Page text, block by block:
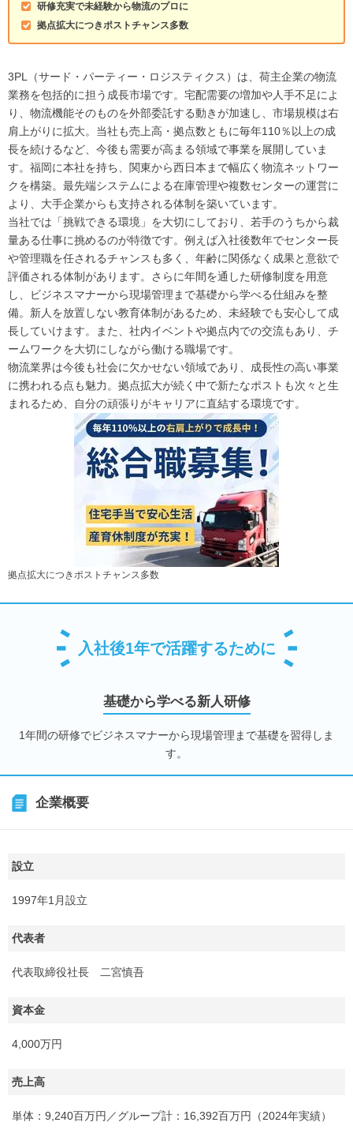
研修充実で未経験から物流のプロに
拠点拡大につきポストチャンス多数
3PL（サード・パーティー・ロジスティクス）は、荷主企業の物流
業務を包括的に担う成長市場です。宅配需要の増加や人手不足によ
り、物流機能そのものを外部委託する動きが加速し、市場規模は右
肩上がりに拡大。当社も売上高・拠点数ともに毎年110％以上の成
長を続けるなど、今後も需要が高まる領域で事業を展開していま
す。福岡に本社を持ち、関東から西日本まで幅広く物流ネットワー
クを構築。最先端システムによる在庫管理や複数センターの運営に
より、大手企業からも支持される体制を築いています。
当社では「挑戦できる環境」を大切にしており、若手のうちから裁
量ある仕事に挑めるのが特徴です。例えば入社後数年でセンター長
や管理職を任されるチャンスも多く、年齢に関係なく成果と意欲で
評価される体制があります。さらに年間を通した研修制度を用意
し、ビジネスマナーから現場管理まで基礎から学べる仕組みを整
備。新人を放置しない教育体制があるため、未経験でも安心して成
長していけます。また、社内イベントや拠点内での交流もあり、チ
ームワークを大切にしながら働ける職場です。
物流業界は今後も社会に欠かせない領域であり、成長性の高い事業
に携われる点も魅力。拠点拡大が続く中で新たなポストも次々と生
まれるため、自分の頑張りがキャリアに直結する環境です。
拠点拡大につきポストチャンス多数
入社後1年で活躍するために
基礎から学べる新人研修
1年間の研修でビジネスマナーから現場管理まで基礎を習得しま
す。
企業概要
設立
1997年1月設立
代表者
代表取締役社長 二宮慎吾
資本金
4,000万円
売上高
単体：9,240百万円／グループ計：16,392百万円（2024年実績）